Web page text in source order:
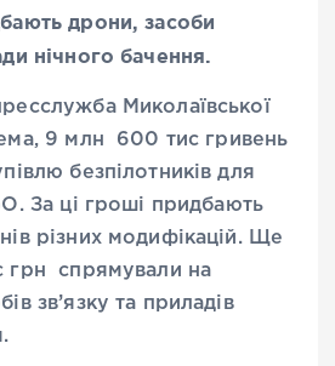
дрони, засоби
нічного бачення.
Миколаївської
9 млн 600 тис гривень
безпілотників для
За ці гроші придбають
різних модифікацій. Ще
грн спрямували на
зв’язку та приладів